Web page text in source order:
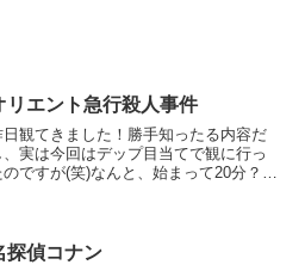
リエント急行殺人事件
日観てきました！勝手知ったる内容だ
、実は今回はデップ目当てで観に行っ
のですが(笑)なんと、始まって20分？
で消えていったか...
探偵コナン